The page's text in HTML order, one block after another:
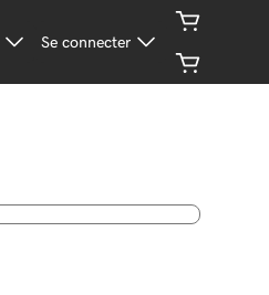
Se connecter